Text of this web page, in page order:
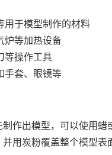
用于模型制作的材料
炉等加热设备
等操作工具
手套、眼镜等
作出模型，可以使用
用炭粉覆盖整个模型表